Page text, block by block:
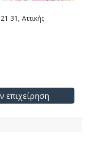
31, Αττικής
επιχείρηση